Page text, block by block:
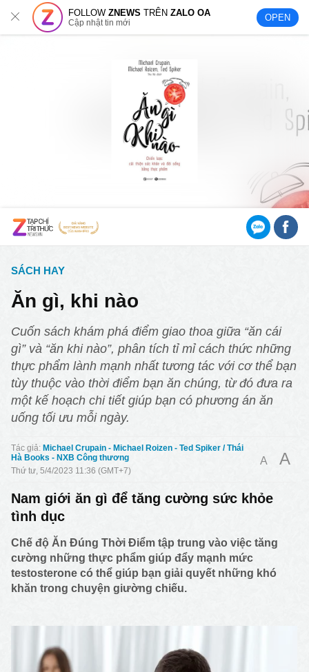
FOLLOWZNEWS TRÊNZALO OA
Cập nhật tin mới OPEN
SÁCH HAY
Ăn gì, khi nào
Cuốn sách khám phá điểm giao thoa giữa “ăn cái
gì” và “ăn khi nào”, phân tích tỉ mỉ cách thức những
thực phẩm lành mạnh nhất tương tác với cơ thể bạn
tùy thuộc vào thời điểm bạn ăn chúng, từ đó đưa ra
một kế hoạch chi tiết giúp bạn có phương án ăn
uống tối ưu mỗi ngày.
Michael Crupain - Michael Roizen - Ted Spiker / Thái
Hà Books - NXB Công thương
Thứ tư, 5/4/2023 11:36 (GMT+7)
A A
Nam giới ăn gì để tăng cường sức khỏe
tình dục
Chế độ Ăn Đúng Thời Điểm tập trung vào việc tăng
cường những thực phẩm giúp đẩy mạnh mức
testosterone có thể giúp bạn giải quyết những khó
khăn trong chuyện giường chiếu.